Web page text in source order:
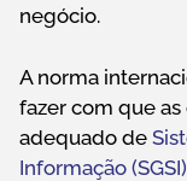
negócio.
A norma
fazer com que
adequado de
Informação (SGSI)